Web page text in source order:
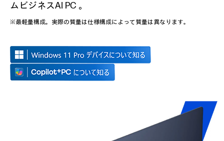
ムビジネスAI PC 。
※最軽量構成。実際の質量は仕様構成によって質量は異なります。